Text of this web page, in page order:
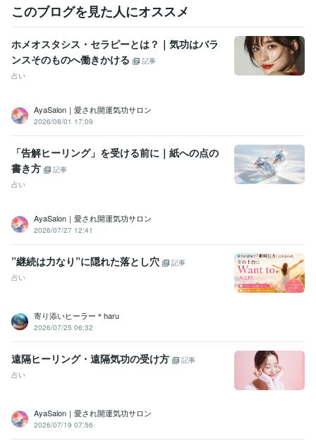
このブログを見た人にオススメ
ホメオスタシス・セラピーとは？｜気功はバラ
ンスそのものへ働きかける
記事
占い
AyaSalon｜愛され開運気功サロン
2026/08/01 17:09
「告解ヒーリング」を受ける前に｜紙への点の
書き方
記事
占い
AyaSalon｜愛され開運気功サロン
2026/07/27 12:41
”継続は力なり”に隠れた落とし穴
記事
占い
寄り添いヒーラー＊haru
2026/07/25 06:32
遠隔ヒーリング・遠隔気功の受け方
記事
占い
AyaSalon｜愛され開運気功サロン
2026/07/19 07:56